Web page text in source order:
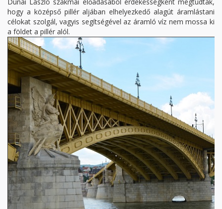
hogy a középső pillér aljában elhelyezkedő alagút áramlástani
célokat szolgál, vagyis segítségével az áramló víz nem mossa ki
a földet a pillér alól.